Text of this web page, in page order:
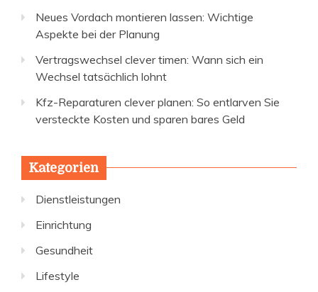
Neues Vordach montieren lassen: Wichtige
Aspekte bei der Planung
Vertragswechsel clever timen: Wann sich ein
Wechsel tatsächlich lohnt
Kfz-Reparaturen clever planen: So entlarven Sie
versteckte Kosten und sparen bares Geld
Kategorien
Dienstleistungen
Einrichtung
Gesundheit
Lifestyle